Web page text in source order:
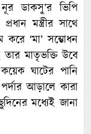
ডাকসু’র ভিপি
মন্ত্রীর সাথে
‘মা’ সম্ভোধন
মাতৃভক্তি উবে
ঘাটের পানি
আড়ালে কারা
মধ্যেই জানা